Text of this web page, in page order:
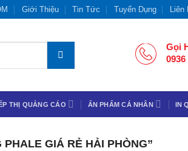
Giới Thiệu Tin Tức Tuyển Dụng Liên
Gọi
0936
THỊ QUẢNG CÁO ẤN PHẨM CÁ NHÂN IN
GIÁ RẺ HẢI PHÒNG”